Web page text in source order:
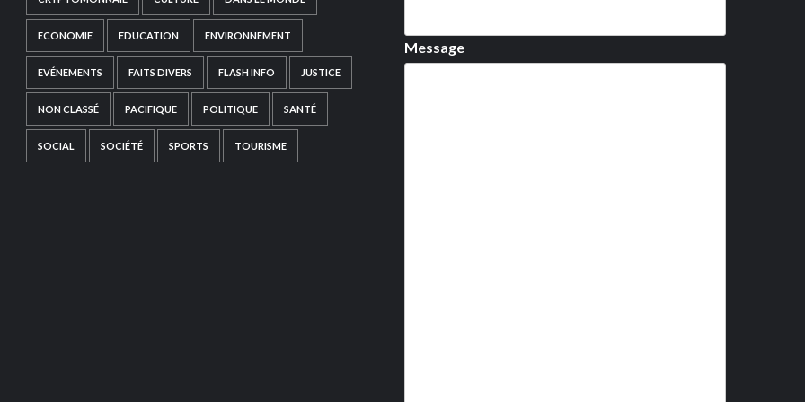
ECONOMIE EDUCATION ENVIRONNEMENT
EVÉNEMENTS FAITS DIVERS FLASH INFO JUSTICE
NON CLASSÉ PACIFIQUE POLITIQUE SANTÉ
SOCIAL SOCIÉTÉ SPORTS TOURISME
Message